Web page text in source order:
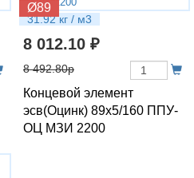
Ø89
31.92 кг / м3
8 012.10 ₽
8 492.80р
Концевой элемент
эсв(Оцинк) 89х5/160 ППУ-
ОЦ МЗИ 2200